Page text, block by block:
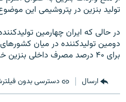
تولید بنزین در پتروشیمی این
در حالی که ایران چهارمین
دومین تولیدکننده در میان
برای ۴۰ درصد مصرف داخلی بنزین خود وابسته به واردات است.
ارسال دسترسی بدون